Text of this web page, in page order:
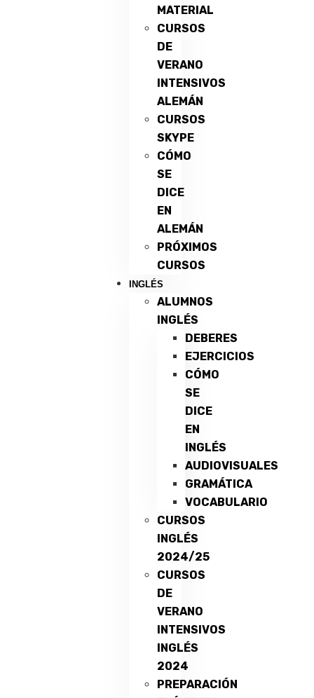
MATERIAL
CURSOS
DE
VERANO
INTENSIVOS
ALEMÁN
CURSOS
SKYPE
CÓMO
SE
DICE
EN
ALEMÁN
PRÓXIMOS
CURSOS
INGLÉS
ALUMNOS
INGLÉS
DEBERES
EJERCICIOS
CÓMO
SE
DICE
EN
INGLÉS
AUDIOVISUALES
GRAMÁTICA
VOCABULARIO
CURSOS
INGLÉS
2024/25
CURSOS
DE
VERANO
INTENSIVOS
INGLÉS
2024
PREPARACIÓN